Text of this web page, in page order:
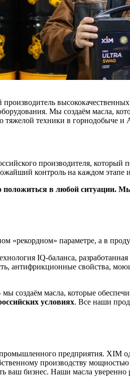
высококачественных
Мы создаём масла,
техники в горнодобыче и
производителя, который
контроль на каждом этапе
в любой ситуации.
«рекордном» параметре, а в
IQ-баланса,
антифрикционные свойства,
создаём масла, которые
условиях. Все наши
предприятия. XIM
производству
ваш бизнес. Наши масла уверенно